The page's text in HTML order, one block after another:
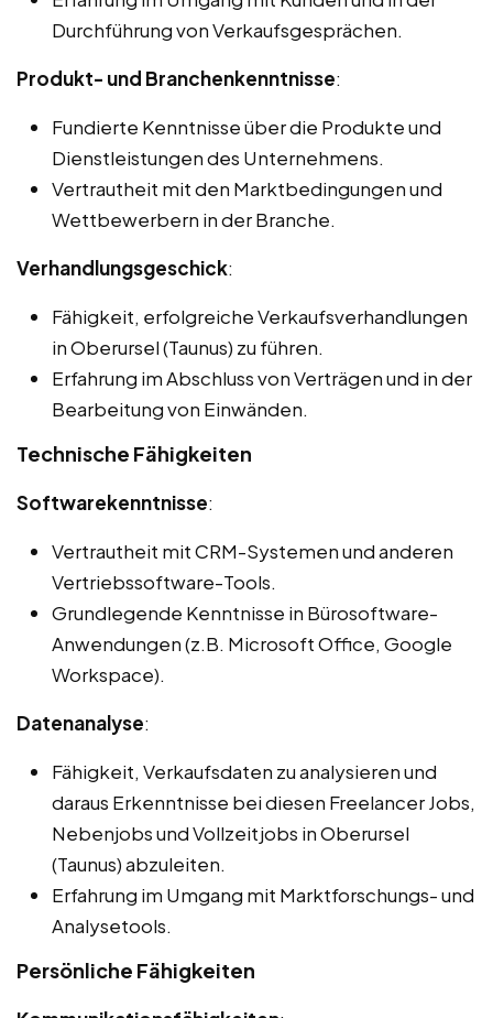
Durchführung von Verkaufsgesprächen.
Produkt- und Branchenkenntnisse:
Fundierte Kenntnisse über die Produkte und
Dienstleistungen des Unternehmens.
Vertrautheit mit den Marktbedingungen und
Wettbewerbern in der Branche.
Verhandlungsgeschick:
Fähigkeit, erfolgreiche Verkaufsverhandlungen
in Oberursel (Taunus) zu führen.
Erfahrung im Abschluss von Verträgen und in der
Bearbeitung von Einwänden.
Technische Fähigkeiten
Softwarekenntnisse:
Vertrautheit mit CRM-Systemen und anderen
Vertriebssoftware-Tools.
Grundlegende Kenntnisse in Bürosoftware-
Anwendungen (z.B. Microsoft Office, Google
Workspace).
Datenanalyse:
Fähigkeit, Verkaufsdaten zu analysieren und
daraus Erkenntnisse bei diesen Freelancer Jobs,
Nebenjobs und Vollzeitjobs in Oberursel
(Taunus) abzuleiten.
Erfahrung im Umgang mit Marktforschungs- und
Analysetools.
Persönliche Fähigkeiten